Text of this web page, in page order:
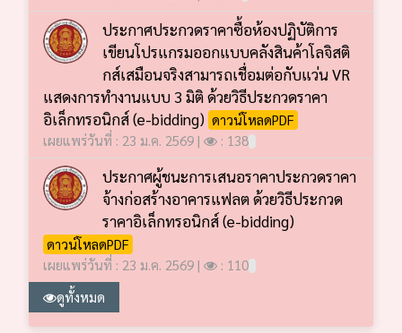
ประกาศประกวดราคาซื้อห้องปฏิบัติการ
เขียนโปรแกรมออกแบบคลังสินค้าโลจิสติ
กส์เสมือนจริงสามารถเชื่อมต่อกับแว่น VR
แสดงการทำงานแบบ 3 มิติ ด้วยวิธีประกวดราคา
อิเล็กทรอนิกส์ (e-bidding) ดาวน์โหลดPDF
เผยแพร่วันที่ : 23 ม.ค. 2569 |
: 138
ประกาศผู้ชนะการเสนอราคาประกวดราคา
จ้างก่อสร้างอาคารแฟลต ด้วยวิธีประกวด
ราคาอิเล็กทรอนิกส์ (e-bidding)
ดาวน์โหลดPDF
เผยแพร่วันที่ : 23 ม.ค. 2569 |
: 110
ดูทั้งหมด